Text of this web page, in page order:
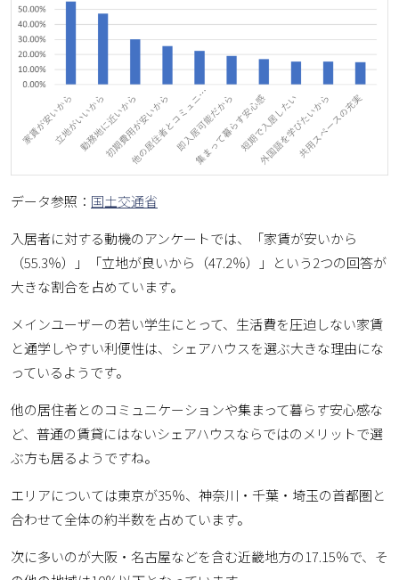
データ参照： 国土交通省
入居者に対する動機のアンケートでは、「家賃が安いから
（55.3％）」「立地が良いから（47.2％）」という2つの回答が
大きな割合を占めています。
メインユーザーの若い学生にとって、生活費を圧迫しない家賃
と通学しやすい利便性は、シェアハウスを選ぶ大きな理由にな
っているようです。
他の居住者とのコミュニケーションや集まって暮らす安心感な
ど、普通の賃貸にはないシェアハウスならではのメリットで選
ぶ方も居るようですね。
エリアについては東京が35％、神奈川・千葉・埼玉の首都圏と
合わせて全体の約半数を占めています。
次に多いのが大阪・名古屋などを含む近畿地方の17.15％で、そ